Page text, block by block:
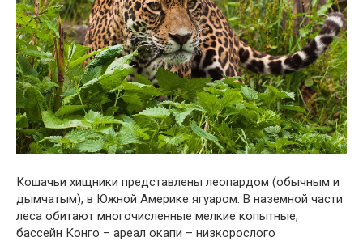
Кошачьи хищники представлены леопардом (обычным и
дымчатым), в Южной Америке ягуаром. В наземной части
леса обитают многочисленные мелкие копытные,
бассейн Конго – ареал окапи – низкорослого